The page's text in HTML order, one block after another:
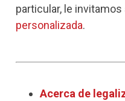
particular, le invitamos
personalizada.
Acerca de